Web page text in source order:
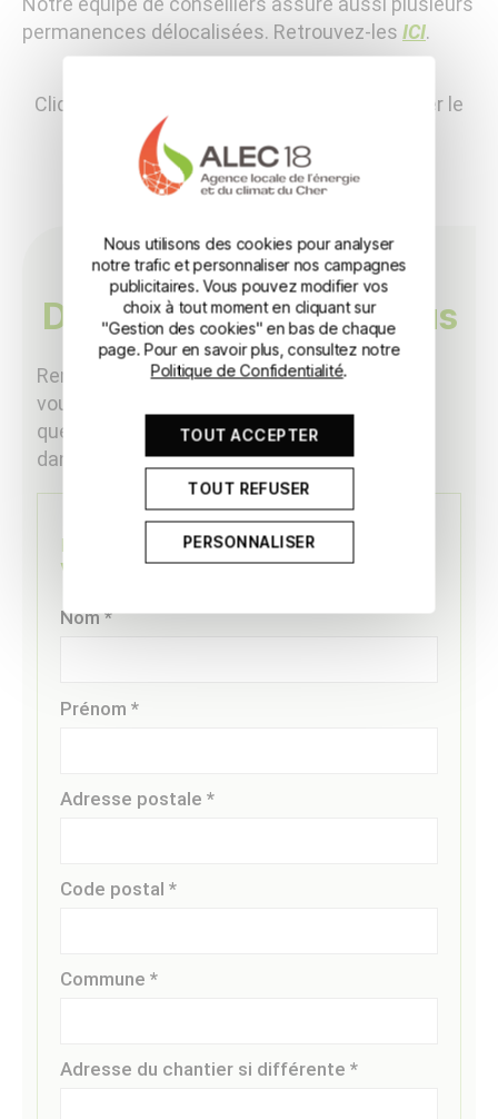
permanences délocalisées. Retrouvez-les ICI.
Cliquez sur le centre de la carte pour identifier le
Demande de rendez-vous
Remplissez le formulaire ci-dessous et nous
vous rappellerons pour répondre à vos
questions ou pour planifier un rendez-vous
dans une de nos permanence.
Étape 1/4
Vos coordonnées
Nom *
Prénom *
Adresse postale *
Code postal *
Commune *
Adresse du chantier si différente *
Nous utilisons des cookies pour analyser
notre trafic et personnaliser nos campagnes
publicitaires. Vous pouvez modifier vos
choix à tout moment en cliquant sur
"Gestion des cookies" en bas de chaque
page. Pour en savoir plus, consultez notre
Politique de Confidentialité.
TOUT ACCEPTER
TOUT REFUSER
PERSONNALISER